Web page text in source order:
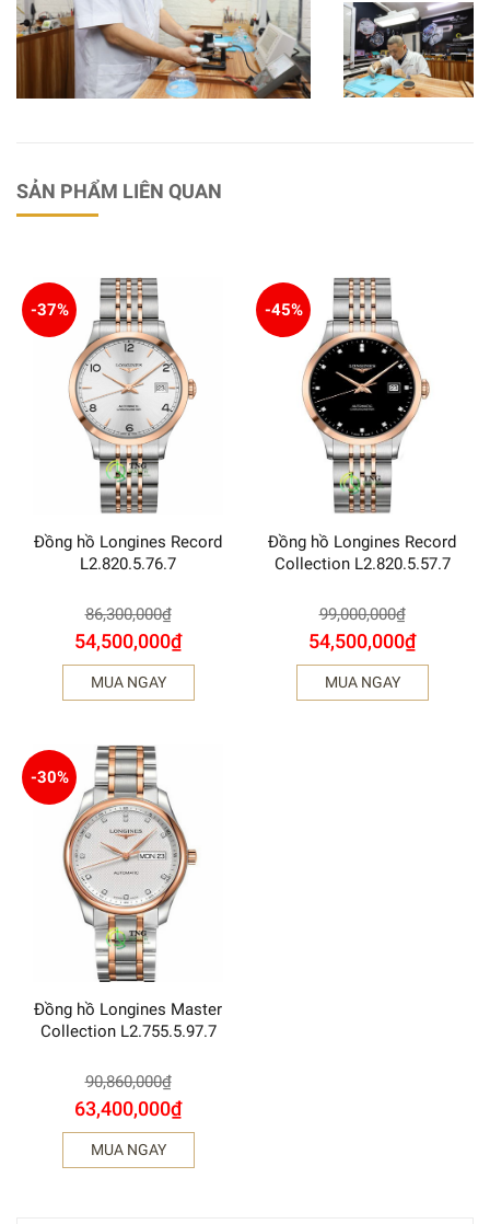
SẢN PHẨM LIÊN QUAN
-37%
Đồng hồ Longines Record
L2.820.5.76.7
86,300,000₫
54,500,000₫
MUA NGAY
-45%
Đồng hồ Longines Record
Collection L2.820.5.57.7
99,000,000₫
54,500,000₫
MUA NGAY
-30%
Đồng hồ Longines Master
Collection L2.755.5.97.7
90,860,000₫
63,400,000₫
MUA NGAY